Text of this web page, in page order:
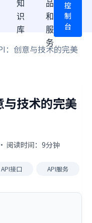
知
识
库
品
和
服
务
控
制
台
：创意与技术的完美
技术的完美
阅读时间：9分钟
API接口 API服务